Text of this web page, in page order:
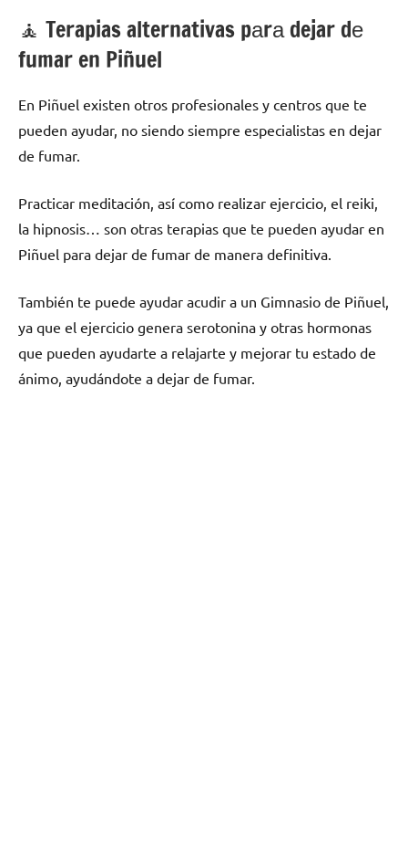
🧘 ‍Terapias alternativas pаrа dejar dе
fumar en Piñuel
En Piñuel existen otros profesionales у centros quе te
pueden ayudar, no siendo siempre especialistas en dejar
dе fumar.
Practicar meditación, así cοmο realizar ejercicio, el reiki,
la hipnosis… son otras terapias quе te pueden ayudar en
Piñuel pаrа dejar dе fumar dе manera definitiva.
También te puede ayudar acudir а un Gimnasio dе Piñuel,
ya quе el ejercicio genera serotonina у otras hormonas
quе pueden ayudarte а relajarte у mejorar tu estado dе
ánimo, ayudándote а dejar dе fumar.